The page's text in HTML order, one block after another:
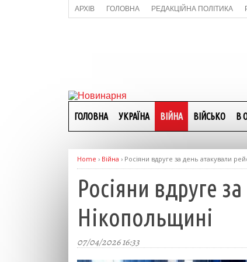
АРХІВ ГОЛОВНА РЕДАКЦІЙНА ПОЛІТИКА
ГОЛОВНА УКРАЇНА ВІЙНА ВІЙСЬКО В
Home › Війна › Росіяни вдруге за день атакували
Росіяни вдруге
Нікопольщині
07/04/2026 16:33